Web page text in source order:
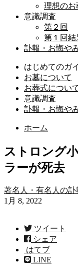
理想のお
意識調査
第２回
第１回結
訃報・お悔や
はじめてのガ
お墓について
お葬式につい
意識調査
訃報・お悔や
ホーム
ストロング
ラーが死去
著名人・有名人の
1月 8, 2022
ツイート
シェア
はてブ
LINE